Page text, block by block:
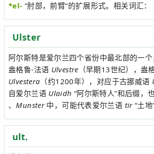
*el- “肘部，前臂”的扩展形式。相关词汇：
Ulster
阿尔斯特是爱尔兰四个省份中最北部的一
盎格鲁-法语 Ulvestre （早期13世纪），盎
Ulvestera （约1200年），对应于古挪威语
自爱尔兰语 Ulaidh “阿尔斯特人”和后缀，
、Munster中，可能代表爱尔兰语 tir“土地”
ult.